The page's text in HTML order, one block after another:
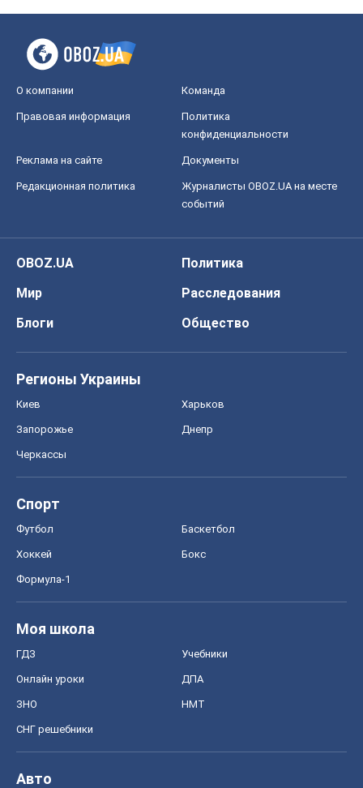
О компании Команда
Правовая информация
Политика
конфиденциальности
Реклама на сайте Документы
Редакционная политика
Журналисты OBOZ.UA на месте
событий
OBOZ.UA
Политика
Мир
Расследования
Блоги
Общество
Регионы Украины
Киев Харьков
Запорожье Днепр
Черкассы
Спорт
Футбол Баскетбол
Хоккей Бокс
Формула-1
Моя школа
ГДЗ Учебники
Онлайн уроки ДПА
ЗНО НМТ
СНГ решебники
Авто